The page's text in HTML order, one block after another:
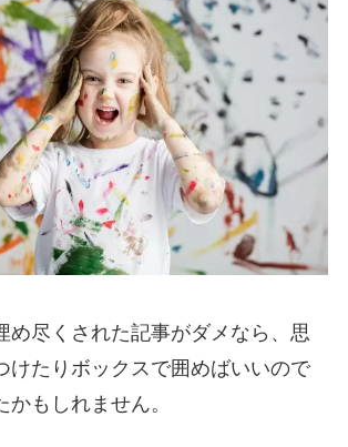
め尽くされた記事がダメなら、思
けたりボックスで囲めばいいので
もしれません。